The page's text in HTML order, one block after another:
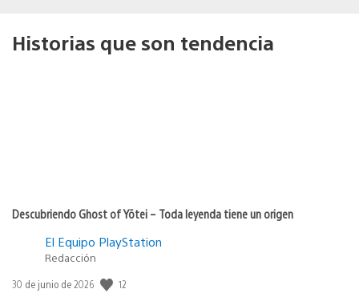
Historias que son tendencia
Descubriendo Ghost of Yōtei – Toda leyenda tiene un origen
El Equipo PlayStation
Redacción
Fecha
30 de junio de 2026 12